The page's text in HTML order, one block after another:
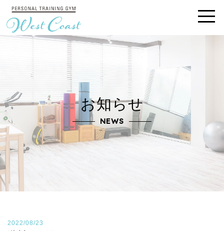
お知らせ
NEWS
2022/08/23